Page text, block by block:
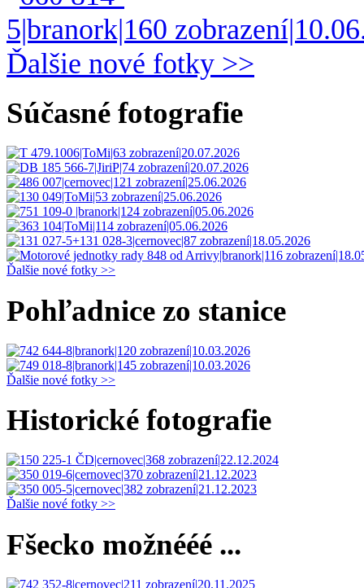
Ďalšie nové fotky >>
Súčasné fotografie
Ďalšie nové fotky >>
Pohľadnice zo stanice
Ďalšie nové fotky >>
Historické fotografie
Ďalšie nové fotky >>
Fšecko možnééé ...